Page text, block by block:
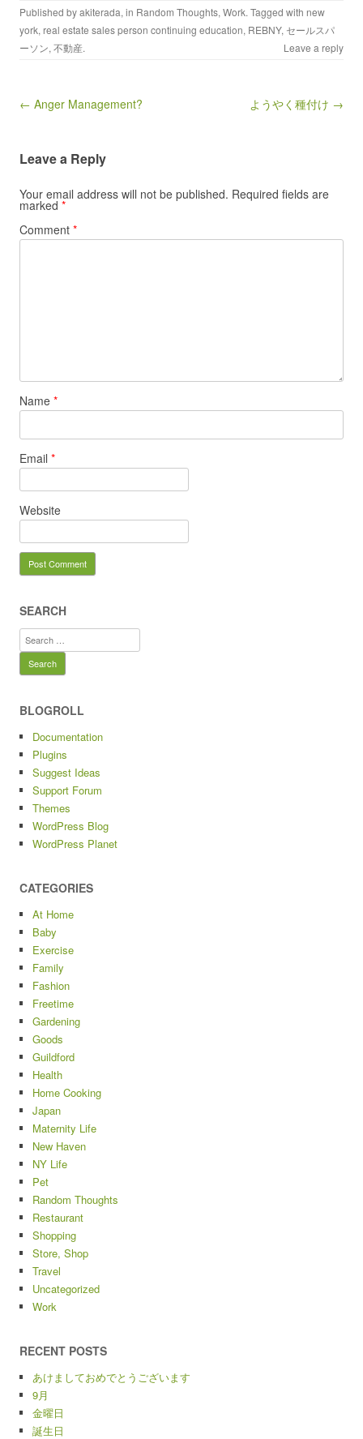
Published byakiterada, in Random Thoughts, Work. Tagged with new
york, real estate sales person continuing education, REBNY, セールスパ
ーソン, 不動産. Leave a reply
Post navigation
← Anger Management? ようやく種付け →
Leave a Reply
Your email address will not be published. Required fields are
marked *
Comment *
Name *
Email *
Website
SEARCH
Search
for:
BLOGROLL
Documentation
Plugins
Suggest Ideas
Support Forum
Themes
WordPress Blog
WordPress Planet
CATEGORIES
At Home
Baby
Exercise
Family
Fashion
Freetime
Gardening
Goods
Guildford
Health
Home Cooking
Japan
Maternity Life
New Haven
NY Life
Pet
Random Thoughts
Restaurant
Shopping
Store, Shop
Travel
Uncategorized
Work
RECENT POSTS
あけましておめでとうございます
9月
金曜日
誕生日